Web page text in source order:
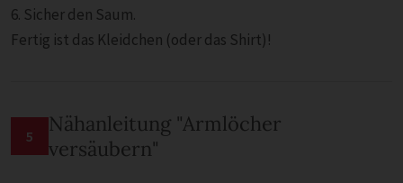
6. Sicher den Saum.
Fertig ist das Kleidchen (oder das Shirt)!
5
Nähanleitung "Armlöcher
versäubern"